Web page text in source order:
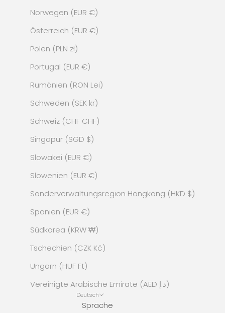
Norwegen (EUR €)
Österreich (EUR €)
Polen (PLN zł)
Portugal (EUR €)
Rumänien (RON Lei)
Schweden (SEK kr)
Schweiz (CHF CHF)
Singapur (SGD $)
Slowakei (EUR €)
Slowenien (EUR €)
Sonderverwaltungsregion Hongkong (HKD $)
Spanien (EUR €)
Südkorea (KRW ₩)
Tschechien (CZK Kč)
Ungarn (HUF Ft)
Vereinigte Arabische Emirate (AED د.إ)
Deutsch
Sprache